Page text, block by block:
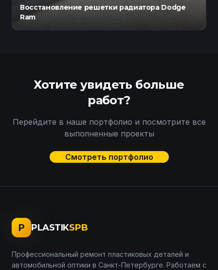
Восстановление решетки радиатора Dodge
Ram
Хотите увидеть больше
работ?
Перейдите в наше портфолио и посмотрите все
выполненные проекты
Смотреть портфолио
P PLASTIKSPB
Профессиональный ремонт пластиковых деталей и
автомобильной оптики в Санкт-Петербурге. Работаем с